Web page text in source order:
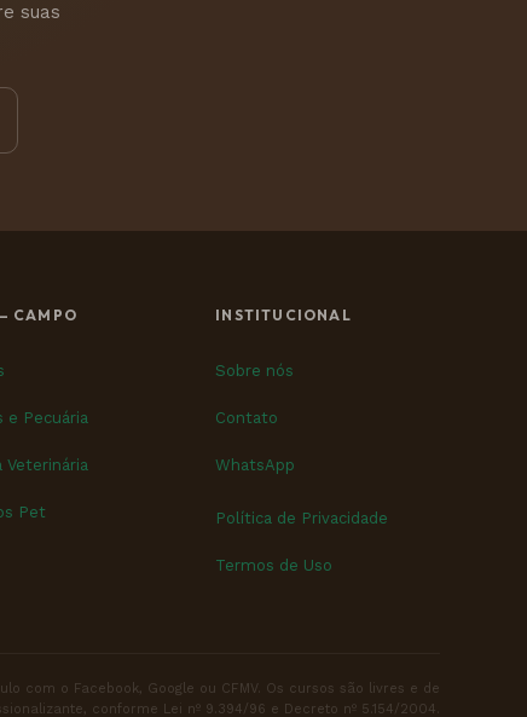
suas
CAMPO
e Pecuária
Veterinária
Pet
INSTITUCIONAL
Sobre nós
Contato
WhatsApp
Política de Privacidade
Termos de Uso
com o Facebook, Google ou CFMV. Os cursos são livres e de
conforme Lei nº 9.394/96 e Decreto nº 5.154/2004.